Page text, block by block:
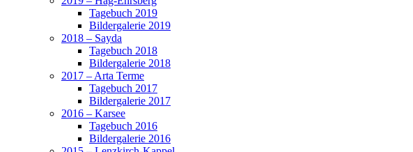
Tagebuch 2019
Bildergalerie 2019
2018 – Sayda
Tagebuch 2018
Bildergalerie 2018
2017 – Arta Terme
Tagebuch 2017
Bildergalerie 2017
2016 – Karsee
Tagebuch 2016
Bildergalerie 2016